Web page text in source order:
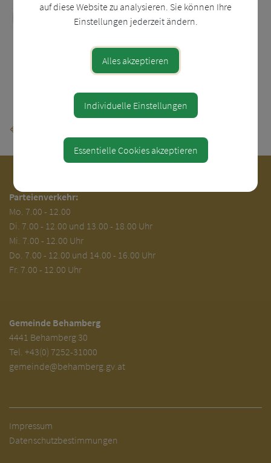
Teile den Artikel
⇐ zurück
Parteienverkehr:
Mo. 7.00 - 12.00
Di. 7.00 - 12.00 und 13.00 - 18.00 Uhr
Mi. 7.00 - 12.00 Uhr
Do. 7.00 - 12.00 und 14.00 - 16.00 Uhr
Fr. 7.00 - 12.00 Uhr
Gemeinde Behamberg
4441 Behamberg 30
Tel. +43(0) 7252-31000
gemeinde@behamberg.gv.at
Impressum
Datenschutzbestimmungen
auf diese Website zu analysieren. Sie können Ihre
Einstellungen jederzeit ändern.
Alles akzeptieren
Individuelle Einstellungen
Essentielle Cookies akzeptieren